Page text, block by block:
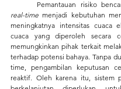
real-time menjadi kebutuhan
meningkatnya intensitas cuaca
cuaca yang diperoleh secara
memungkinkan pihak terkait
terhadap potensi bahaya. Tanpa
time, pengambilan keputusan
reaktif. Oleh karena itu, sistem